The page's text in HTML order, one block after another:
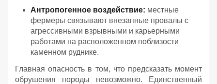
Антропогенное воздействие: местные
фермеры связывают внезапные провалы с
агрессивными взрывными и карьерными
работами на расположенном поблизости
каменном руднике.
Главная опасность в том, что предсказать момент
обрушения породы невозможно. Единственный